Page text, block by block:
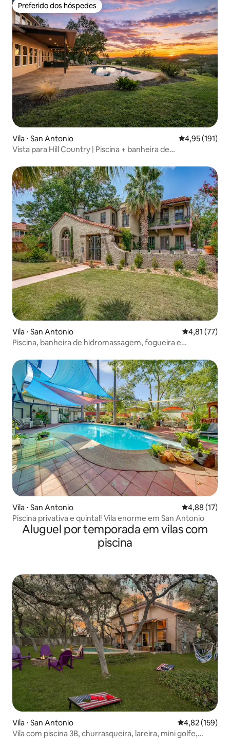
Preferido dos hóspedes
Preferido dos hóspedes
Vila ⋅ San Antonio 4,95 de uma
4,95 (191)
Vista para Hill Country | Piscina + banheira de
Vila ⋅ San Antonio 4,81 de uma
4,81 (77)
Piscina, banheira de hidromassagem, fogueira e
Vila ⋅ San Antonio 4,88 de uma
4,88 (17)
Piscina privativa e quintal! Vila enorme em San Antonio
Aluguel por temporada em vilas com
piscina
Vila ⋅ San Antonio 4,82 de uma
4,82 (159)
Vila com piscina 3B, churrasqueira, lareira, mini golfe,